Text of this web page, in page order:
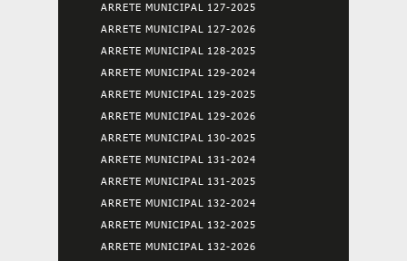
ARRETE MUNICIPAL 127-2025
ARRETE MUNICIPAL 127-2026
ARRETE MUNICIPAL 128-2025
ARRETE MUNICIPAL 129-2024
ARRETE MUNICIPAL 129-2025
ARRETE MUNICIPAL 129-2026
ARRETE MUNICIPAL 130-2025
ARRETE MUNICIPAL 131-2024
ARRETE MUNICIPAL 131-2025
ARRETE MUNICIPAL 132-2024
ARRETE MUNICIPAL 132-2025
ARRETE MUNICIPAL 132-2026